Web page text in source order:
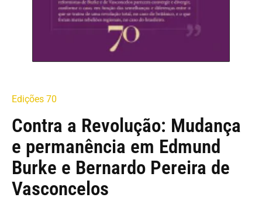
Edições 70
Contra a Revolução: Mudança
e permanência em Edmund
Burke e Bernardo Pereira de
Vasconcelos